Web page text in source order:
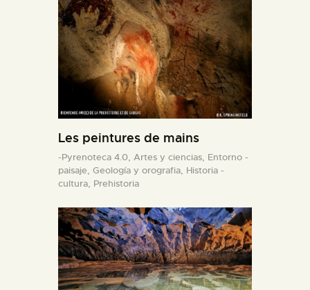
Les peintures de mains
-Pyrenoteca 4.0, Artes y ciencias, Entorno -
paisaje, Geología y orografia, Historia -
cultura, Prehistoria